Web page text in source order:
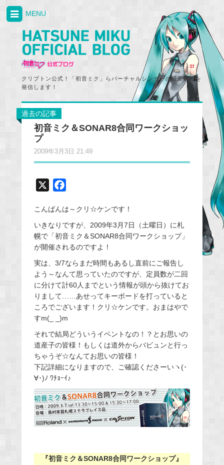
クリプトン公式！「初音ミク」らバーチャルシンガーの最新情報を
発信します！
MENU
過去の記事
初音ミク＆SONAR8合同ワークショッ
プ
2009年3月3日 21:49
c
e
b
o
o
k
こんばんは～クリ☆ケンです！
いきなりですが、2009年3月7日（土曜日）に札
幌で「初音ミク＆SONAR8合同ワークショップ」
が開催されるのですよ！
実は、3/7ならまだ時間もあるし直前にご報告し
よう～なんて思っていたのですが、定員数が二回
に分けて計60人までという情報が頭から抜けてお
りまして……あせってキーボードを打っていると
ころでございます！クリ☆ケンです。おまはやで
すm(_ _)m
それで結局どういうイベントなの！？とお思いの
道産子の皆様！もしくは道外からバビュンと行っ
ちゃうぞ☆なんてお思いの皆様！
下記詳細になりますので、ご確認くださーいヽ(･
∀･)ﾉ ﾜﾁｮｰｲ♪
『初音ミク＆SONAR8合同ワークショップ』